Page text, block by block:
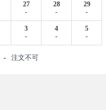
27
-
28
-
29
-
3
-
4
-
5
-
- 注文不可